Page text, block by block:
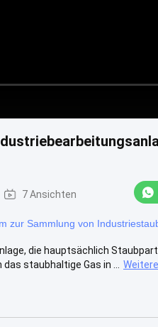
7 Ansichten
zur Sammlung von
die hauptsächlich
staubhaltige Gas in ...